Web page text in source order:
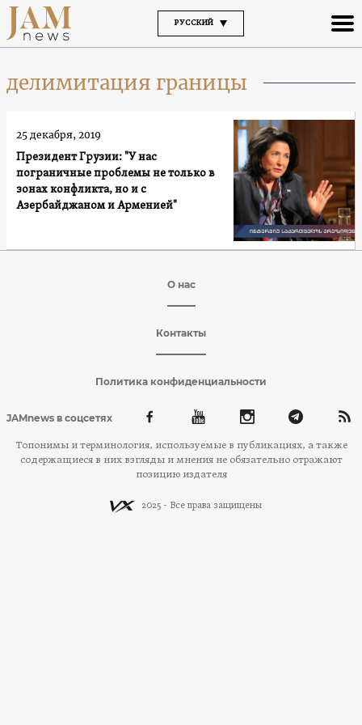
РУССКИЙ
делимитация границы
Президент Грузии: "У нас
пограничные проблемы не только в
зонах конфликта, но и с
Азербайджаном и Арменией"
25 декабря, 2019
О нас
Контакты
Политика конфиденциальности
JAMnews в соцсетях
Топонимы и терминология, используемые в публикациях, а также
содержащиеся в них взгляды и мнения не обязательно отражают
позицию издателя
2025 - Все права защищены